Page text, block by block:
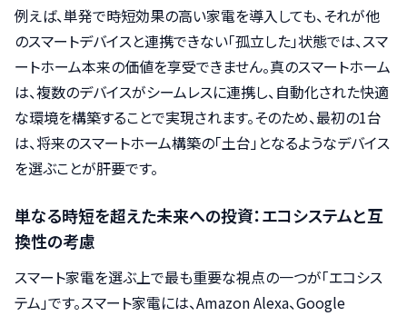
例えば、単発で時短効果の高い家電を導入しても、それが他
のスマートデバイスと連携できない「孤立した」状態では、スマ
ートホーム本来の価値を享受できません。真のスマートホーム
は、複数のデバイスがシームレスに連携し、自動化された快適
な環境を構築することで実現されます。そのため、最初の1台
は、将来のスマートホーム構築の「土台」となるようなデバイス
を選ぶことが肝要です。
単なる時短を超えた未来への投資：エコシステムと互
換性の考慮
スマート家電を選ぶ上で最も重要な視点の一つが「エコシス
テム」です。スマート家電には、Amazon Alexa、Google